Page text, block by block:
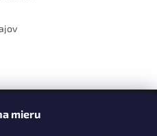
mieru